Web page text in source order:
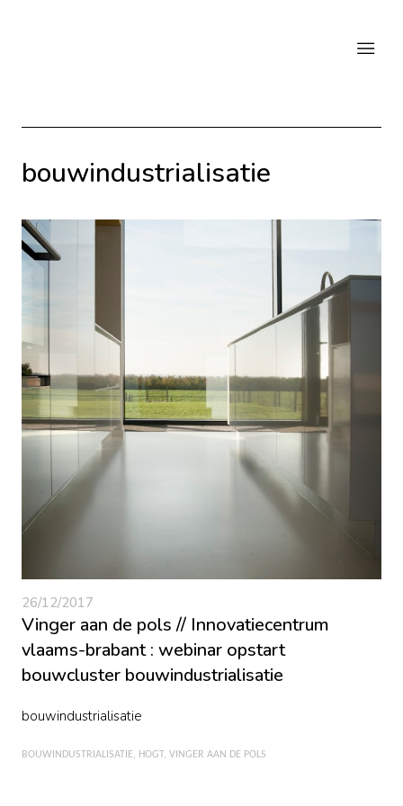
bouwindustrialisatie
26/12/2017
Vinger aan de pols // Innovatiecentrum
vlaams-brabant : webinar opstart
bouwcluster bouwindustrialisatie
bouwindustrialisatie
BOUWINDUSTRIALISATIE HOGT VINGER AAN DE POLS